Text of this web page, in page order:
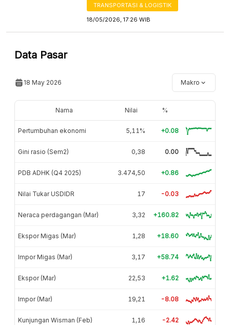
TRANSPORTASI & LOGISTIK
18/05/2026, 17:26 WIB
Data Pasar
18 May 2026 Makro
Nama Nilai %
Pertumbuhan ekonomi 5,11% +0.08
Gini rasio (Sem2) 0,38 0.00
PDB ADHK (Q4 2025) 3.474,50 +0.86
Nilai Tukar USDIDR 17 -0.03
Neraca perdagangan (Mar) 3,32 +160.82
Ekspor Migas (Mar) 1,28 +18.60
Impor Migas (Mar) 3,17 +58.74
Ekspor (Mar) 22,53 +1.62
Impor (Mar) 19,21 -8.08
Kunjungan Wisman (Feb) 1,16 -2.42